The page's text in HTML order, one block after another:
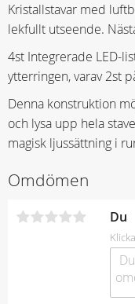
Kristallstavar med
lekfullt utseende.
4st Integrerade LED-
ytterringen, varav 2st
Denna konstruktion
och lysa upp hela
magisk ljussättning i
Omdömen
Du